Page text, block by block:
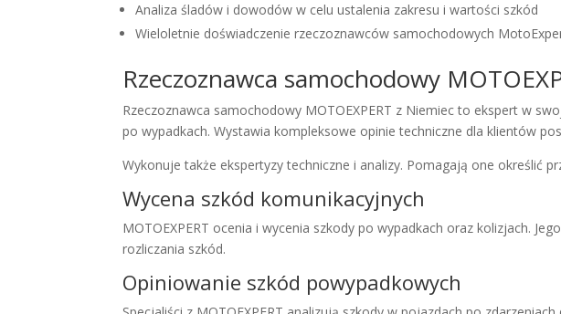
Analiza śladów i dowodów w celu ustalenia zakresu i wartości szkód
Wieloletnie doświadczenie rzeczoznawców samochodowych
Rzeczoznawca samochodowy
Rzeczoznawca samochodowy MOTOEXPERT z Niemiec to ekspert w
po wypadkach. Wystawia kompleksowe opinie techniczne dla klientów
Wykonuje także ekspertyzy techniczne i analizy. Pomagają one określić
Wycena szkód komunikacyjnych
MOTOEXPERT ocenia i wycenia szkody po wypadkach oraz kolizjach.
rozliczania szkód.
Opiniowanie szkód powypadkowych